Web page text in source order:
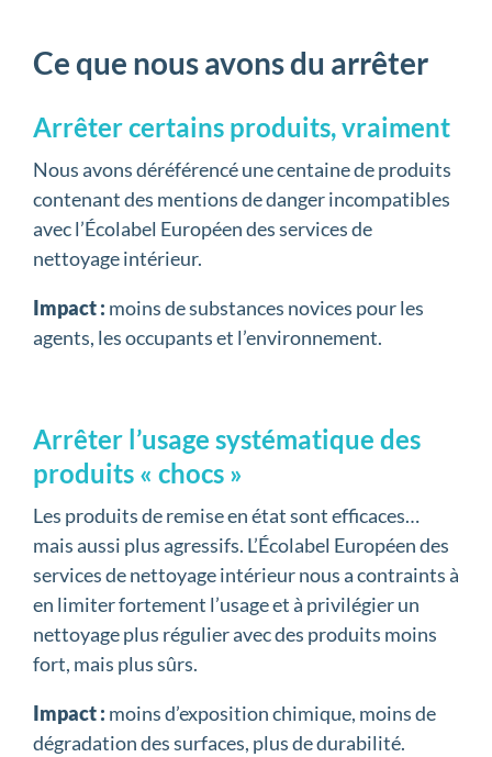
Ce que nous avons du arrêter
Arrêter certains produits, vraiment
Nous avons déréférencé une centaine de produits
contenant des mentions de danger incompatibles
avec l’Écolabel Européen des services de
nettoyage intérieur.
Impact : moins de substances novices pour les
agents, les occupants et l’environnement.
Arrêter l’usage systématique des
produits « chocs »
Les produits de remise en état sont efficaces…
mais aussi plus agressifs. L’Écolabel Européen des
services de nettoyage intérieur nous a contraints à
en limiter fortement l’usage et à privilégier un
nettoyage plus régulier avec des produits moins
fort, mais plus sûrs.
Impact : moins d’exposition chimique, moins de
dégradation des surfaces, plus de durabilité.